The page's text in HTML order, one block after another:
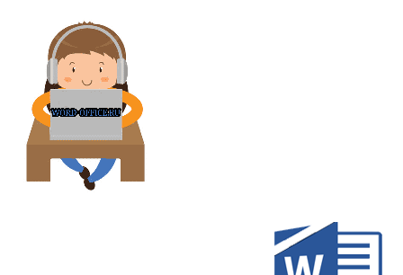
содержимому